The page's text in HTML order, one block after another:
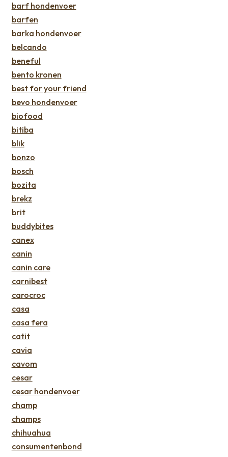
barf hondenvoer
barfen
barka hondenvoer
belcando
beneful
bento kronen
best for your friend
bevo hondenvoer
biofood
bitiba
blik
bonzo
bosch
bozita
brekz
brit
buddybites
canex
canin
canin care
carnibest
carocroc
casa
casa fera
catit
cavia
cavom
cesar
cesar hondenvoer
champ
champs
chihuahua
consumentenbond